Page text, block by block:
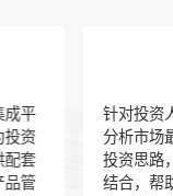
针对投资
分析市场
投资思路
结合，帮
成平
投资
配套
品管